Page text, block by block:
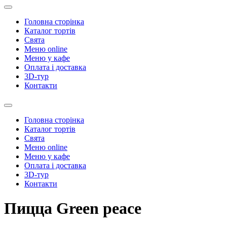
Головна сторінка
Каталог тортів
Свята
Меню online
Меню у кафе
Оплата і доставка
3D-тур
Контакти
Головна сторінка
Каталог тортів
Свята
Меню online
Меню у кафе
Оплата і доставка
3D-тур
Контакти
Пицца Green peace